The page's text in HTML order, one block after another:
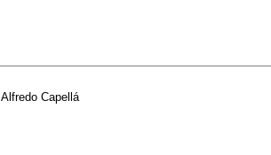
Alfredo Capellá